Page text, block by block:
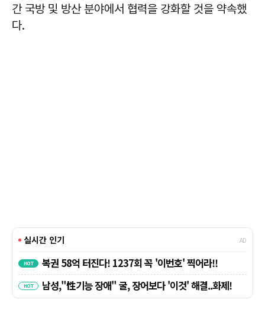
간 국방 및 방산 분야에서 협력을 강화할 것을 약속했
다.